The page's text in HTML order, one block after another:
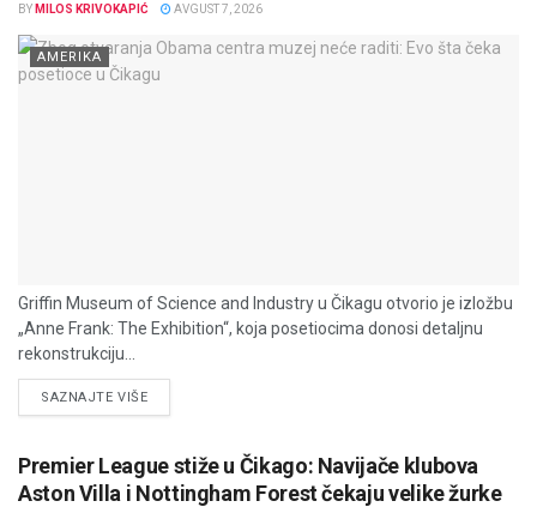
BY MILOS KRIVOKAPIĆ AVGUST 7, 2026
AMERIKA
Griffin Museum of Science and Industry u Čikagu otvorio je izložbu
„Anne Frank: The Exhibition“, koja posetiocima donosi detaljnu
rekonstrukciju...
SAZNAJTE VIŠEDETAILS
Premier League stiže u Čikago: Navijače klubova
Aston Villa i Nottingham Forest čekaju velike žurke